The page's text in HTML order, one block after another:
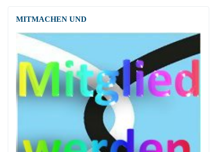
MITMACHEN UND